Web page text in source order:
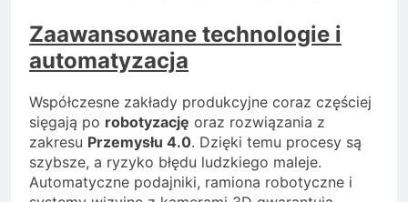
Zaawansowane technologie i
automatyzacja
Współczesne zakłady produkcyjne coraz częściej
sięgają po robotyzację oraz rozwiązania z
zakresu Przemysłu 4.0. Dzięki temu procesy są
szybsze, a ryzyko błędu ludzkiego maleje.
Automatyczne podajniki, ramiona robotyczne i